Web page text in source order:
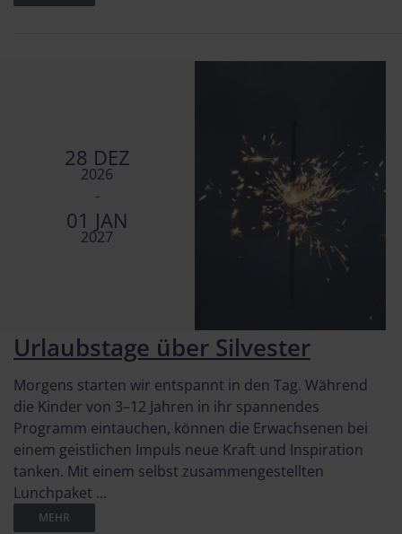
28 DEZ
2026
-
01 JAN
2027
Urlaubstage über Silvester
Morgens starten wir entspannt in den Tag. Während
die Kinder von 3–12 Jahren in ihr spannendes
Programm eintauchen, können die Erwachsenen bei
einem geistlichen Impuls neue Kraft und Inspiration
tanken. Mit einem selbst zusammengestellten
Lunchpaket ...
MEHR